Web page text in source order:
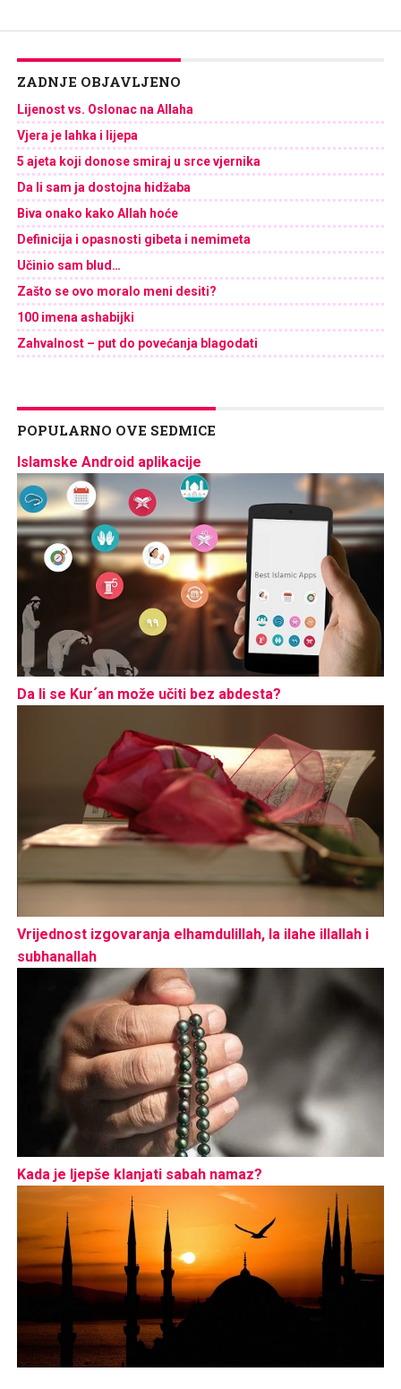
ZADNJE OBJAVLJENO
Lijenost vs. Oslonac na Allaha
Vjera je lahka i lijepa
5 ajeta koji donose smiraj u srce vjernika
Da li sam ja dostojna hidžaba
Biva onako kako Allah hoće
Definicija i opasnosti gibeta i nemimeta
Učinio sam blud…
Zašto se ovo moralo meni desiti?
100 imena ashabijki
Zahvalnost – put do povećanja blagodati
POPULARNO OVE SEDMICE
Islamske Android aplikacije
Da li se Kur´an može učiti bez abdesta?
Vrijednost izgovaranja elhamdulillah, la ilahe illallah i
subhanallah
Kada je ljepše klanjati sabah namaz?